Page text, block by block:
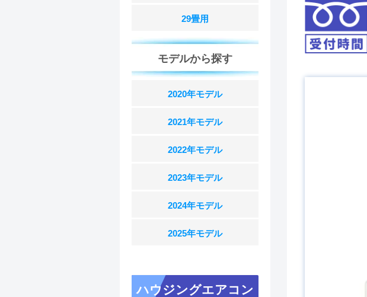
29畳用
モデルから探す
2020年モデル
2021年モデル
2022年モデル
2023年モデル
2024年モデル
2025年モデル
ハウジングエアコン